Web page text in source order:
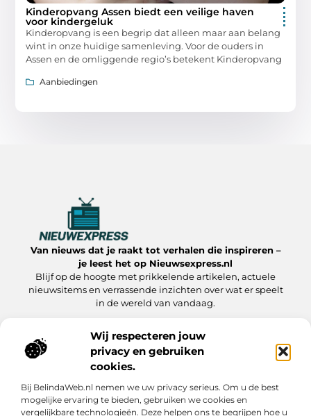
Wij respecteren jouw
privacy en gebruiken
cookies.
Bij BelindaWeb.nl nemen we uw privacy serieus. Om u de best
mogelijke ervaring te bieden, gebruiken we cookies en
vergelijkbare technologieën. Deze helpen ons te begrijpen hoe u
Kinderopvang Assen biedt een veilige haven
voor kindergeluk
Kinderopvang is een begrip dat alleen maar aan belang
wint in onze huidige samenleving. Voor de ouders in
Assen en de omliggende regio’s betekent Kinderopvang
Aanbiedingen
Van nieuws dat je raakt tot verhalen die inspireren –
je leest het op Nieuwsexpress.nl
Blijf op de hoogte met prikkelende artikelen, actuele
nieuwsitems en verrassende inzichten over wat er speelt
in de wereld van vandaag.
Onze informatie
Bericht categorie